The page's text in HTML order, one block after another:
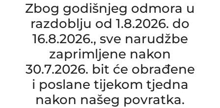
Zbog godišnjeg odmora u
razdoblju od 1.8.2026. do
16.8.2026., sve narudžbe
zaprimljene nakon
30.7.2026. bit će obrađene
i poslane tijekom tjedna
nakon našeg povratka.